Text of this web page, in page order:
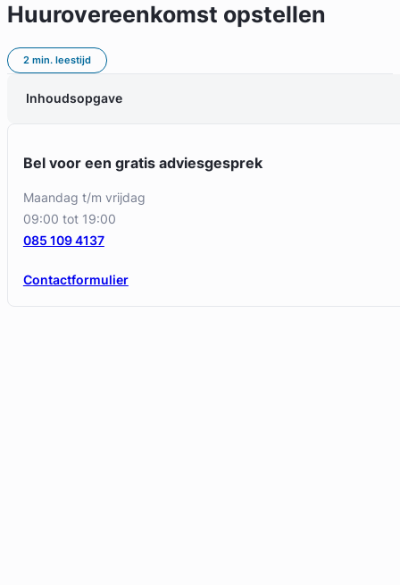
Huurovereenkomst opstellen
2 min. leestijd
Inhoudsopgave
Bel voor een gratis adviesgesprek
maandag t/m vrijdag
09:00 tot 19:00
Contactformulier
085 109 4137